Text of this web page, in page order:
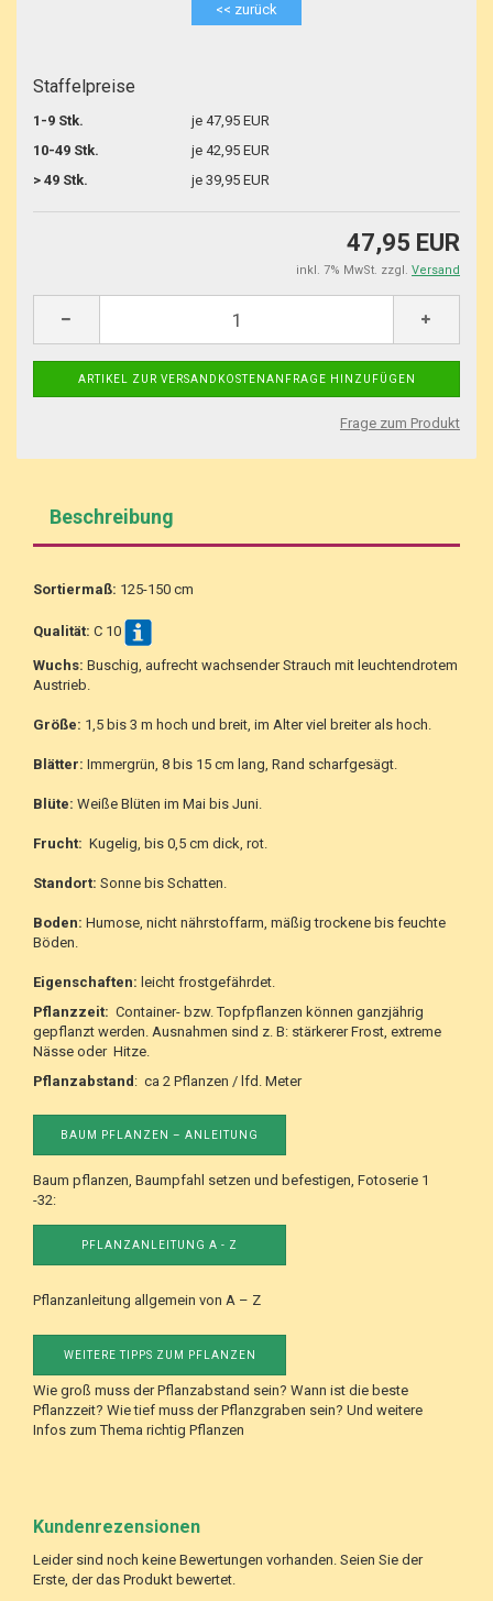
<< zurück
Staffelpreise
1-9 Stk.
je 47,95 EUR
10-49 Stk.
je 42,95 EUR
> 49 Stk.
je 39,95 EUR
47,95 EUR
inkl. 7% MwSt. zzgl. Versand
Frage zum Produkt
Beschreibung
Sortiermaß: 125-150 cm
Qualität: C 10
Wuchs: Buschig, aufrecht wachsender Strauch mit leuchtendrotem
Austrieb.
Größe: 1,5 bis 3 m hoch und breit, im Alter viel breiter als hoch.
Blätter: Immergrün, 8 bis 15 cm lang, Rand scharfgesägt.
Blüte: Weiße Blüten im Mai bis Juni.
Frucht: Kugelig, bis 0,5 cm dick, rot.
Standort: Sonne bis Schatten.
Boden: Humose, nicht nährstoffarm, mäßig trockene bis feuchte
Böden.
Eigenschaften: leicht frostgefährdet.
Pflanzzeit: Container- bzw. Topfpflanzen können ganzjährig
gepflanzt werden. Ausnahmen sind z. B: stärkerer Frost, extreme
Nässe oder Hitze.
Pflanzabstand: ca 2 Pflanzen / lfd. Meter
BAUM PFLANZEN – ANLEITUNG
Baum pflanzen, Baumpfahl setzen und befestigen, Fotoserie 1
-32:
PFLANZANLEITUNG A - Z
Pflanzanleitung allgemein von A – Z
WEITERE TIPPS ZUM PFLANZEN
Wie groß muss der Pflanzabstand sein? Wann ist die beste
Pflanzzeit? Wie tief muss der Pflanzgraben sein? Und weitere
Infos zum Thema richtig Pflanzen
Kundenrezensionen
Leider sind noch keine Bewertungen vorhanden. Seien Sie der
Erste, der das Produkt bewertet.